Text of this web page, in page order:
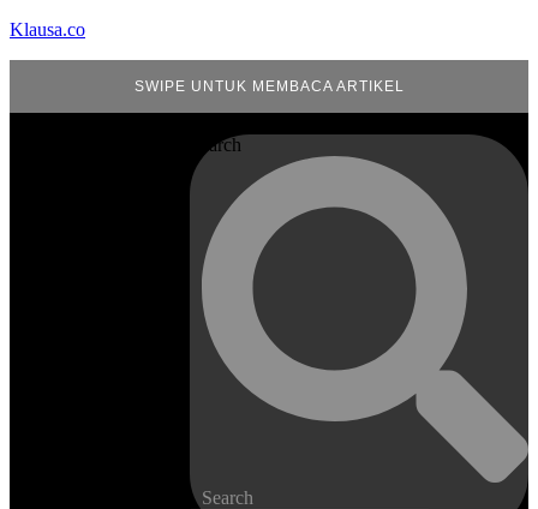
Klausa.co
SWIPE UNTUK MEMBACA ARTIKEL
Search
Search